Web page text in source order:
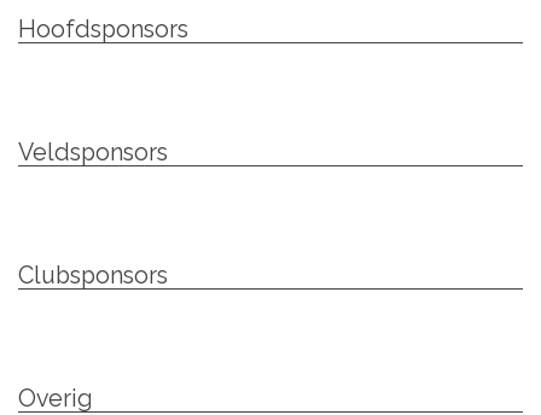
Hoofdsponsors
Veldsponsors
Clubsponsors
Overig